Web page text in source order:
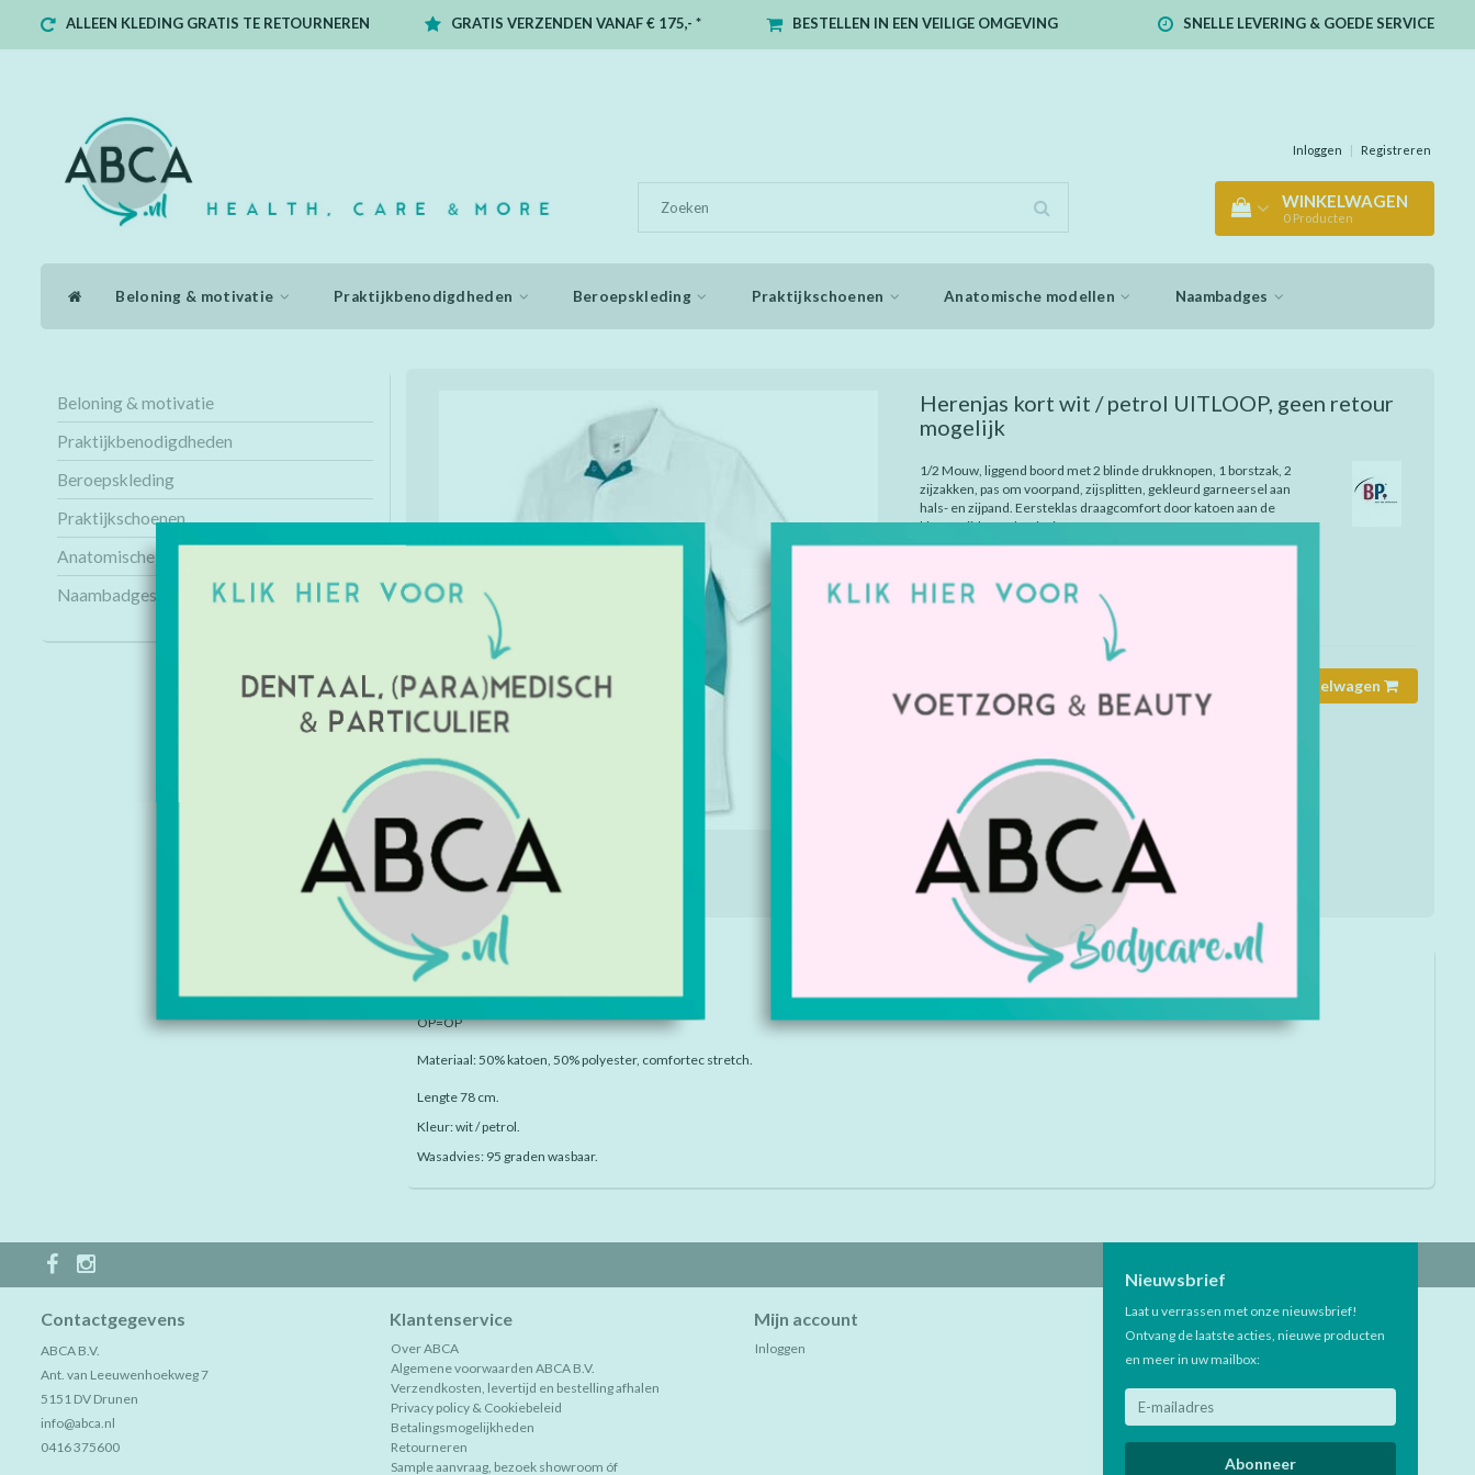
ALLEEN KLEDING GRATIS TE RETOURNEREN GRATIS VERZENDEN VANAF € 175,- * BESTELLEN IN EEN VEILIGE OMGEVING SNELLE LEVERING & GOEDE SERVICE
Inloggen | Registreren
WINKELWAGEN
0 Producten
Beloning & motivatie Praktijkbenodigdheden Beroepskleding Praktijkschoenen Anatomische modellen Naambadges
Beloning & motivatie
Praktijkbenodigdheden
Beroepskleding
Praktijkschoenen
Anatomische modellen
Naambadges
Herenjas kort wit / petrol UITLOOP, geen retour
mogelijk
1/2 Mouw, liggend boord met 2 blinde drukknopen, 1 borstzak, 2
zijzakken, pas om voorpand, zijsplitten, gekleurd garneersel aan
hals- en zijpand. Eersteklas draagcomfort door katoen aan de
binnenzijde van het jasje.
Beschikbaarheid:
Excl. btw
Toevoegen aan winkelwagen
INFORMATIE
Beschikbare maten:
OP=OP
Materiaal: 50% katoen, 50% polyester, comfortec stretch.
Lengte 78 cm.
Kleur: wit / petrol.
Wasadvies: 95 graden wasbaar.
Contactgegevens
ABCA B.V.
Ant. van Leeuwenhoekweg 7
5151 DV Drunen
info@abca.nl
0416 375600
Klantenservice
Over ABCA
Algemene voorwaarden ABCA B.V.
Verzendkosten, levertijd en bestelling afhalen
Privacy policy & Cookiebeleid
Betalingsmogelijkheden
Retourneren
Sample aanvraag, bezoek showroom óf
Mijn account
Inloggen
Nieuwsbrief
Laat u verrassen met onze nieuwsbrief!
Ontvang de laatste acties, nieuwe producten
en meer in uw mailbox:
Abonneer